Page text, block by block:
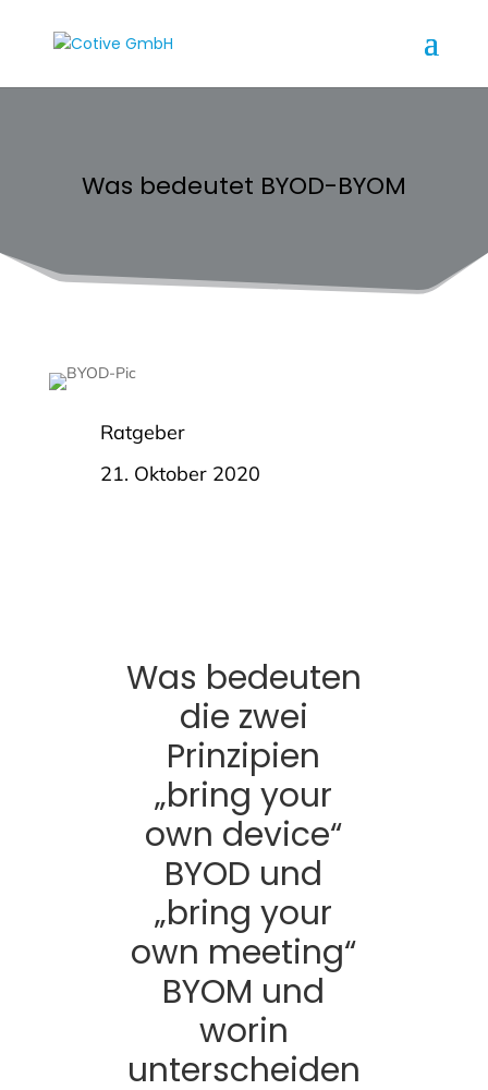
Was bedeutet BYOD-BYOM
Ratgeber
21. Oktober 2020
Was bedeuten
die zwei
Prinzipien
„bring your
own device“
BYOD und
„bring your
own meeting“
BYOM und
worin
unterscheiden